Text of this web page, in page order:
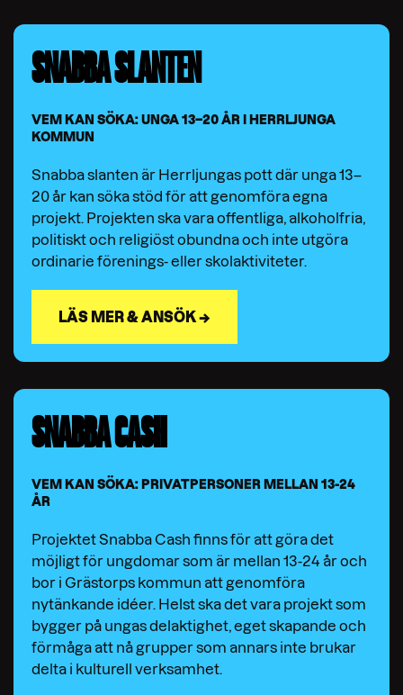
SNABBA SLANTEN
VEM KAN SÖKA: UNGA 13–20 ÅR I HERRLJUNGA
KOMMUN
Snabba slanten är Herrljungas pott där unga 13–
20 år kan söka stöd för att genomföra egna
projekt. Projekten ska vara offentliga, alkoholfria,
politiskt och religiöst obundna och inte utgöra
ordinarie förenings- eller skolaktiviteter.
LÄS MER & ANSÖK →
SNABBA CASH
VEM KAN SÖKA: PRIVATPERSONER MELLAN 13-24
ÅR
Projektet Snabba Cash finns för att göra det
möjligt för ungdomar som är mellan 13-24 år och
bor i Grästorps kommun att genomföra
nytänkande idéer. Helst ska det vara projekt som
bygger på ungas delaktighet, eget skapande och
förmåga att nå grupper som annars inte brukar
delta i kulturell verksamhet.